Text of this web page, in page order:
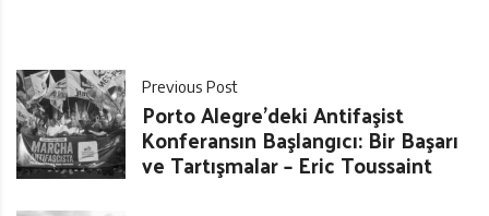
Previous Post
Porto Alegre’deki Antifaşist
Konferansın Başlangıcı: Bir Başarı
ve Tartışmalar – Eric Toussaint